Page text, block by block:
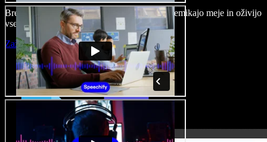
Brez učenja in kar iz brskalnika ustvarjalci premikajo meje in oživijo
vse ideje.
Zaženi Studio